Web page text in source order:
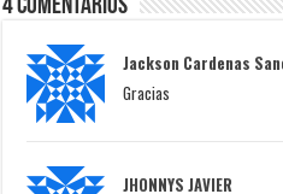
4 Comentarios
Jackson Cardenas
Gracias
JHONNYS JAVIER